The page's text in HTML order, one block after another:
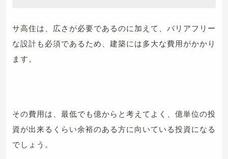
サ高住は、広さが必要であるのに加えて、バリアフリー
な設計も必須であるため、建築には多大な費用がかかり
ます。
その費用は、最低でも億からと考えてよく、億単位の投
資が出来るくらい余裕のある方に向いている投資になる
でしょう。